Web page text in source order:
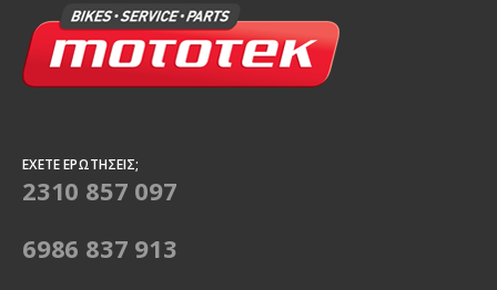
ΈΧΕΤΕ ΕΡΩΤΉΣΕΙΣ;
2310 857 097
6986 837 913